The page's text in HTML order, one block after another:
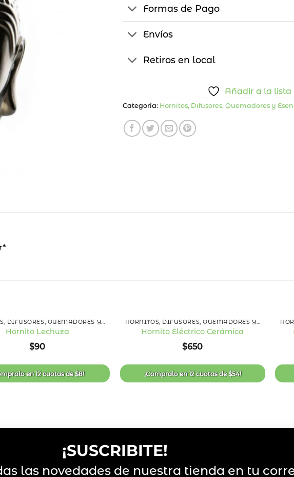
Formas de Pago
Envíos
Retiros en local
Añadir a la lista
Categoría: Hornitos, Difusores, Quemadores y
de
deseos
HORNITOS, DIFUSORES, QUEMADORES Y ESENCIAS
Hornito Lechuza
$90
en12 cuotasde$8!
de
deseos
HORNITOS, DIFUSORES, QUEMADORES Y ESENCIAS
Hornito Eléctrico Cerámica
$650
¡Compralo en12 cuotasde$54!
¡SUSCRIBITE!
las novedades de nuestra tienda en tu